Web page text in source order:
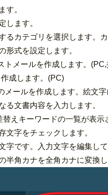
す。
します。
るカテゴリを選択します。
形式を設定します。
トメールを作成します。
成します。(PC)
メールを作成します。絵文
る文書内容を入力します。
替えキーワードの一覧が表示
文字をチェックします。
字です。入力文字を編集し
半角カナを全角カナに変換